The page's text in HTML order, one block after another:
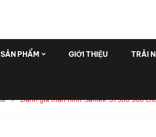
SẢN PHẨM GIỚI THIỆU TRẢI
Đánh giá màn hình Santek ST900 360